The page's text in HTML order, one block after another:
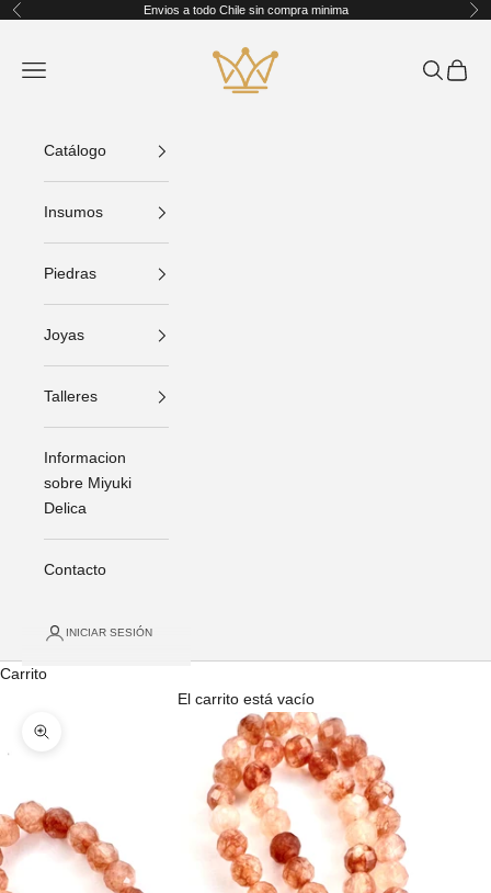
Ir al contenido
Anterior Envios a todo Chile sin compra minima
King Crafts
Abrir menú de navegación
AbrirAbrir
Catálogo
Insumos
Piedras
Joyas
Talleres
Informacion
sobre Miyuki
Delica
Contacto
INICIAR SESIÓN
Carrito
El carrito está vacío
Zoom